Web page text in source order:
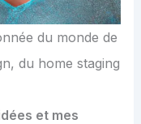
du monde de
du home staging
et mes